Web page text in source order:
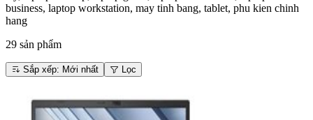
business, laptop workstation, may tinh bang, tablet, phu kien chinh
hang
29 sản phẩm
Sắp xếp: Mới nhất Lọc